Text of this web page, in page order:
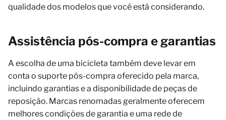
qualidade dos modelos que você está considerando.
Assistência pós-compra e garantias
A escolha de uma bicicleta também deve levar em
conta o suporte pós-compra oferecido pela marca,
incluindo garantias e a disponibilidade de peças de
reposição. Marcas renomadas geralmente oferecem
melhores condições de garantia e uma rede de